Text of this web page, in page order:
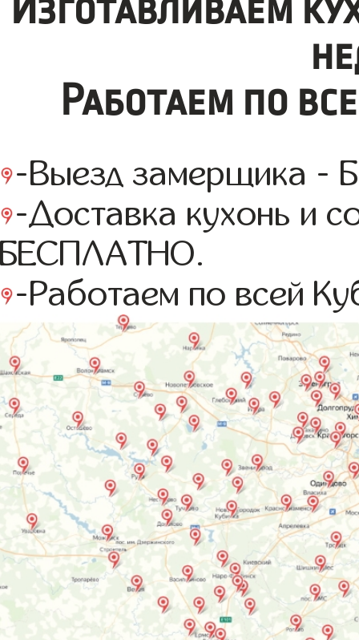
Работаем по
-Выезд замерщика -
-Доставка кухонь и
-Работаем по всей